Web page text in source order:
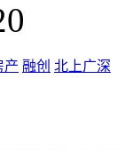
产 融创 北上广深